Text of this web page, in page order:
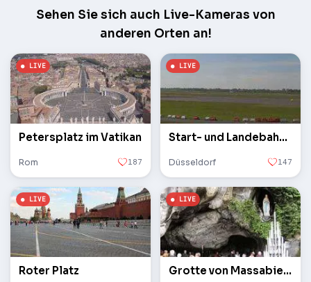
Sehen Sie sich auch Live-Kameras von
anderen Orten an!
Petersplatz im Vatikan
Rom 187
Start- und Landebahn des Flughafens
Düsseldorf 147
Roter Platz Grotte von Massabielle